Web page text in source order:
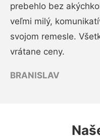
prebehlo bez
veľmi milý,
svojom remesle.
vrátane ceny.
BRANISLAV